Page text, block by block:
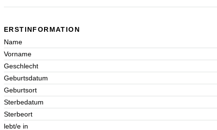
ERSTINFORMATION
Name
Vorname
Geschlecht
Geburtsdatum
Geburtsort
Sterbedatum
Sterbeort
lebt/e in